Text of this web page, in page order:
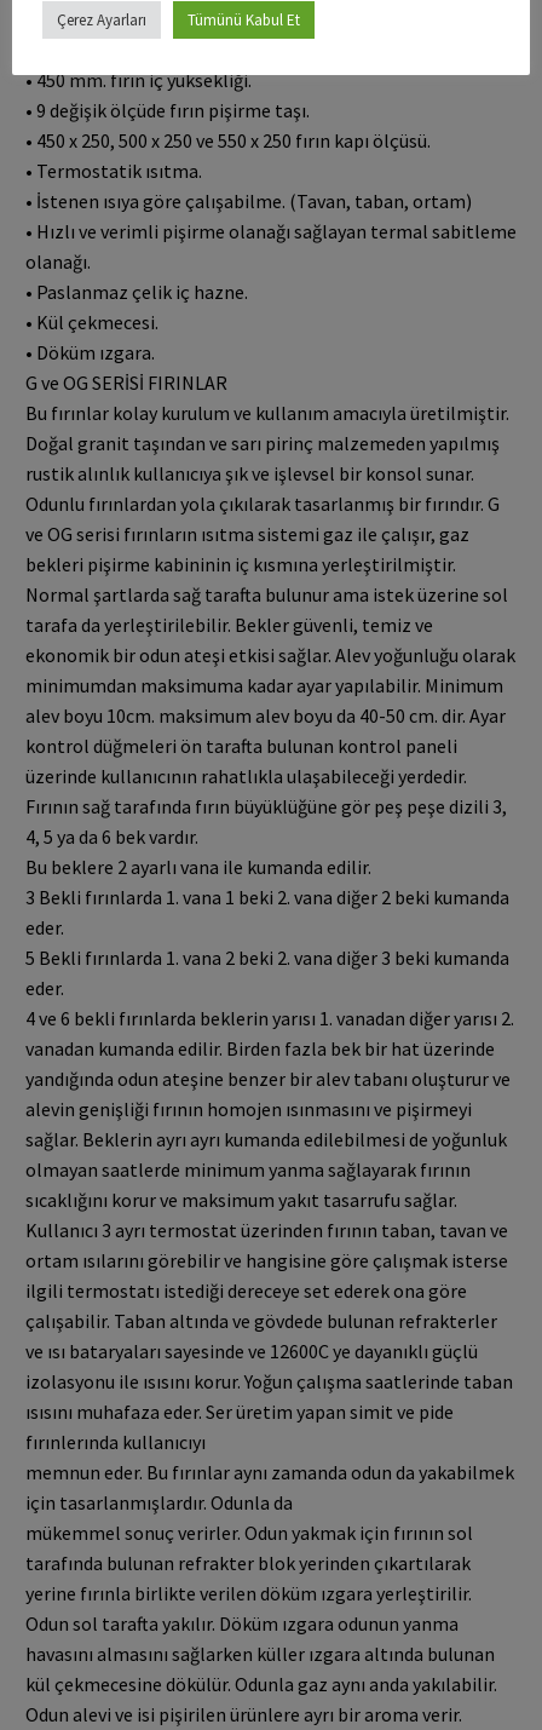
• NG, LPG ve odunla çalışabilme olanağı.
• 450 mm. fırın iç yüksekliği.
• 9 değişik ölçüde fırın pişirme taşı.
• 450 x 250, 500 x 250 ve 550 x 250 fırın kapı ölçüsü.
• Termostatik ısıtma.
• İstenen ısıya göre çalışabilme. (Tavan, taban, ortam)
• Hızlı ve verimli pişirme olanağı sağlayan termal sabitleme
olanağı.
• Paslanmaz çelik iç hazne.
• Kül çekmecesi.
• Döküm ızgara.
G ve OG SERİSİ FIRINLAR
Bu fırınlar kolay kurulum ve kullanım amacıyla üretilmiştir.
Doğal granit taşından ve sarı pirinç malzemeden yapılmış
rustik alınlık kullanıcıya şık ve işlevsel bir konsol sunar.
Odunlu fırınlardan yola çıkılarak tasarlanmış bir fırındır. G
ve OG serisi fırınların ısıtma sistemi gaz ile çalışır, gaz
bekleri pişirme kabininin iç kısmına yerleştirilmiştir.
Normal şartlarda sağ tarafta bulunur ama istek üzerine sol
tarafa da yerleştirilebilir. Bekler güvenli, temiz ve
ekonomik bir odun ateşi etkisi sağlar. Alev yoğunluğu olarak
minimumdan maksimuma kadar ayar yapılabilir. Minimum
alev boyu 10cm. maksimum alev boyu da 40-50 cm. dir. Ayar
kontrol düğmeleri ön tarafta bulunan kontrol paneli
üzerinde kullanıcının rahatlıkla ulaşabileceği yerdedir.
Fırının sağ tarafında fırın büyüklüğüne gör peş peşe dizili 3,
4, 5 ya da 6 bek vardır.
Bu beklere 2 ayarlı vana ile kumanda edilir.
3 Bekli fırınlarda 1. vana 1 beki 2. vana diğer 2 beki kumanda
eder.
5 Bekli fırınlarda 1. vana 2 beki 2. vana diğer 3 beki kumanda
eder.
4 ve 6 bekli fırınlarda beklerin yarısı 1. vanadan diğer yarısı 2.
vanadan kumanda edilir. Birden fazla bek bir hat üzerinde
yandığında odun ateşine benzer bir alev tabanı oluşturur ve
alevin genişliği fırının homojen ısınmasını ve pişirmeyi
sağlar. Beklerin ayrı ayrı kumanda edilebilmesi de yoğunluk
olmayan saatlerde minimum yanma sağlayarak fırının
sıcaklığını korur ve maksimum yakıt tasarrufu sağlar.
Kullanıcı 3 ayrı termostat üzerinden fırının taban, tavan ve
ortam ısılarını görebilir ve hangisine göre çalışmak isterse
ilgili termostatı istediği dereceye set ederek ona göre
çalışabilir. Taban altında ve gövdede bulunan refrakterler
ve ısı bataryaları sayesinde ve 12600C ye dayanıklı güçlü
izolasyonu ile ısısını korur. Yoğun çalışma saatlerinde taban
ısısını muhafaza eder. Ser üretim yapan simit ve pide
fırınlerında kullanıcıyı
memnun eder. Bu fırınlar aynı zamanda odun da yakabilmek
için tasarlanmışlardır. Odunla da
mükemmel sonuç verirler. Odun yakmak için fırının sol
tarafında bulunan refrakter blok yerinden çıkartılarak
yerine fırınla birlikte verilen döküm ızgara yerleştirilir.
Odun sol tarafta yakılır. Döküm ızgara odunun yanma
havasını almasını sağlarken küller ızgara altında bulunan
kül çekmecesine dökülür. Odunla gaz aynı anda yakılabilir.
Odun alevi ve isi pişirilen ürünlere ayrı bir aroma verir.
Çerez Ayarları Tümünü Kabul Et